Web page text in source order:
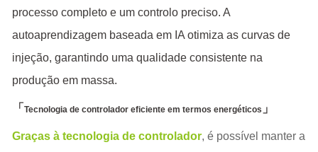
processo completo e um controlo preciso. A
autoaprendizagem baseada em IA otimiza as curvas de
injeção, garantindo uma qualidade consistente na
produção em massa.
「 Tecnologia de controlador eficiente em termos energéticos 」
Graças à tecnologia de controlador, é possível manter a